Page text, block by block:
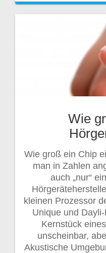
Wie
Wie groß ein Chip
man in Zahlen
auch „nur“
kleinen Prozessor
Unique und
Kernstück
unscheinbar,
Akustische